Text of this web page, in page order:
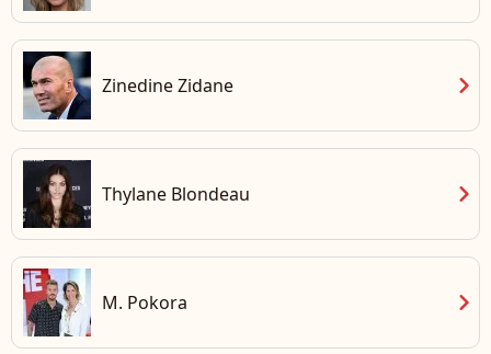
Zinedine Zidane chevron_right
Thylane Blondeau chevron_right
M. Pokora chevron_right